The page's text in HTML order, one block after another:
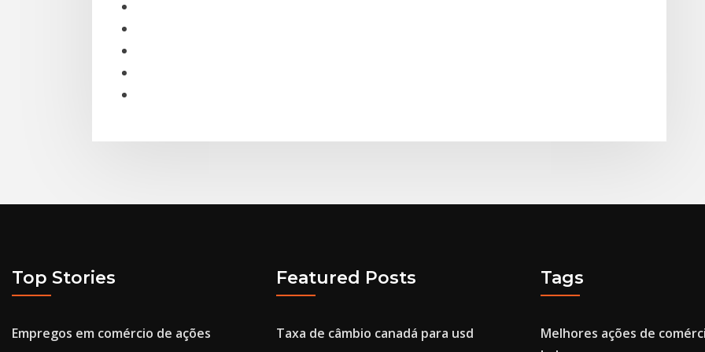
Top Stories
Empregos em comércio de ações
Featured Posts
Taxa de câmbio canadá para usd
Tags
Melhores ações de